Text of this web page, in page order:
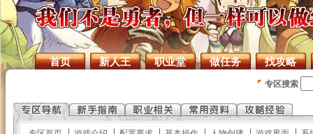
首页 新人王 职业堂 做任务 找攻略